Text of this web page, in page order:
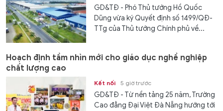
GD&TĐ - Phó Thủ tướng Hồ Quốc
Dũng vừa ký Quyết định số 1499/QĐ-
TTg của Thủ tướng Chính phủ về...
Hoạch định tầm nhìn mới cho giáo dục nghề nghiệp
chất lượng cao
Kết nối 5 giờ trước
GD&TĐ - Từ nền tảng 25 năm, Trường
Cao đẳng Đại Việt Đà Nẵng hướng tới